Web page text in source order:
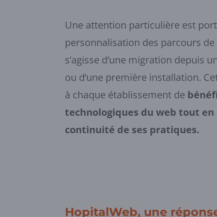
Une attention particulière est
personnalisation des parcours de
s’agisse d’une migration depuis
ou d’une première installation.
à chaque établissement de
technologiques du web tout
continuité de ses pratiques.
HopitalWeb, une